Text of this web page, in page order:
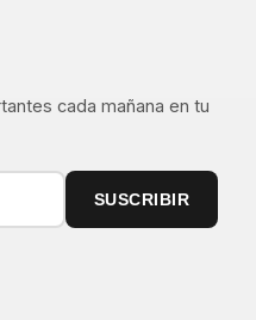
cada mañana en tu
SUSCRIBIR